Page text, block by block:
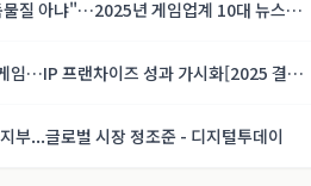
질 아냐"…2025년 게임업계 10대 뉴스
임…IP 프랜차이즈 성과 가시화[2025 결산-
...글로벌 시장 정조준 - 디지털투데이